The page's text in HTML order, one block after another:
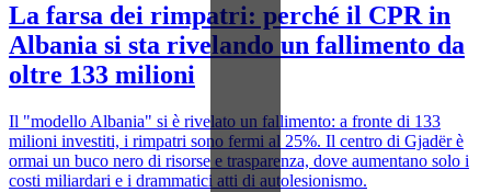
La farsa dei rimpatri: perché il CPR in
Albania si sta rivelando un fallimento da
oltre 133 milioni
Il "modello Albania" si è rivelato un fallimento: a fronte di 133
milioni investiti, i rimpatri sono fermi al 25%. Il centro di Gjadër è
ormai un buco nero di risorse e trasparenza, dove aumentano solo i
costi miliardari e i drammatici atti di autolesionismo.